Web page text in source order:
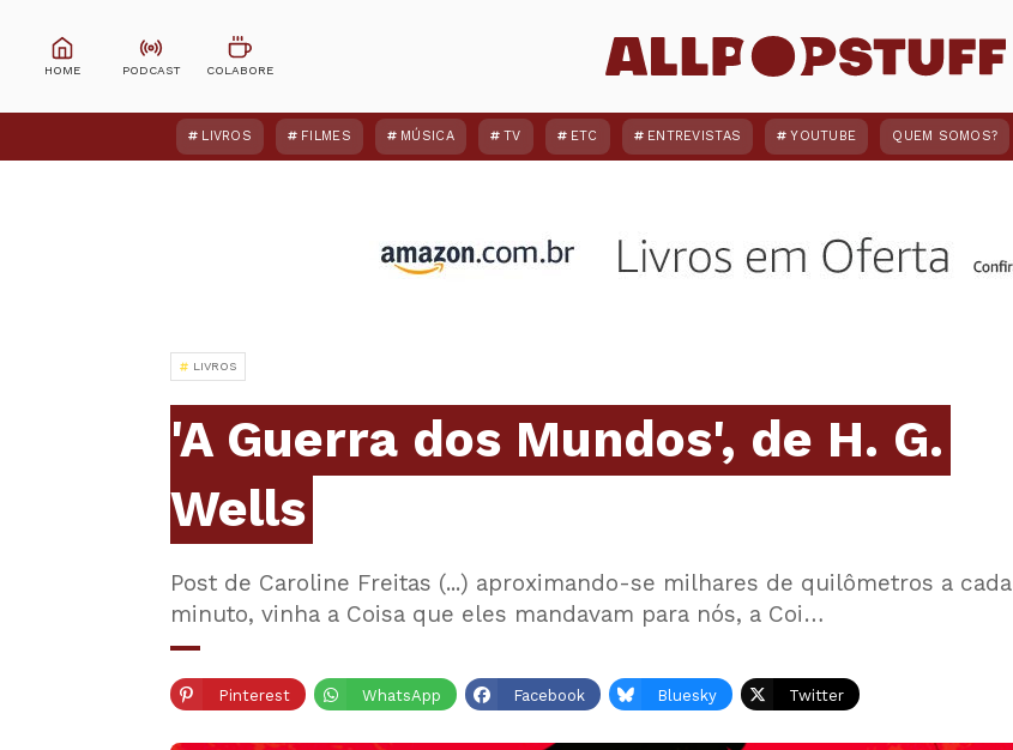
LIVROS FILMES MÚSICA TV ETC ENTREVISTAS YOUTUBE QUEM SOMOS?
LIVROS
'A Guerra dos Mundos', de H. G.
Wells
Post de Caroline Freitas (...) aproximando-se milhares de quilômetros a cada
minuto, vinha a Coisa que eles mandavam para nós, a Coi…
Pinterest WhatsApp Facebook Bluesky Twitter